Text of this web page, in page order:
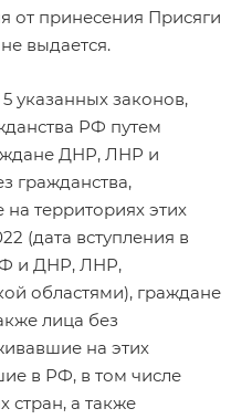
от принесения Присяги
выдается.
5 указанных законов,
РФ путем
ДНР, ЛНР и
гражданства,
территориях этих
(дата вступления в
и ДНР, ЛНР,
областями), граждане
лица без
на этих
в РФ, в том числе
стран, а также